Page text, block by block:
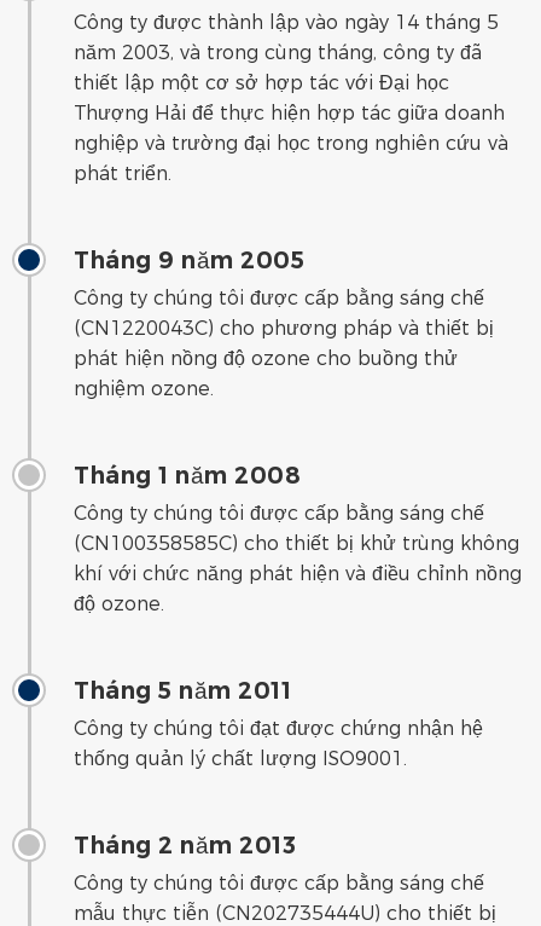
Công ty được thành lập vào ngày 14 tháng 5
năm 2003, và trong cùng tháng, công ty đã
thiết lập một cơ sở hợp tác với Đại học
Thượng Hải để thực hiện hợp tác giữa doanh
nghiệp và trường đại học trong nghiên cứu và
phát triển.
Tháng 9 năm 2005
Công ty chúng tôi được cấp bằng sáng chế
(CN1220043C) cho phương pháp và thiết bị
phát hiện nồng độ ozone cho buồng thử
nghiệm ozone.
Tháng 1 năm 2008
Công ty chúng tôi được cấp bằng sáng chế
(CN100358585C) cho thiết bị khử trùng không
khí với chức năng phát hiện và điều chỉnh nồng
độ ozone.
Tháng 5 năm 2011
Công ty chúng tôi đạt được chứng nhận hệ
thống quản lý chất lượng ISO9001.
Tháng 2 năm 2013
Công ty chúng tôi được cấp bằng sáng chế
mẫu thực tiễn (CN202735444U) cho thiết bị